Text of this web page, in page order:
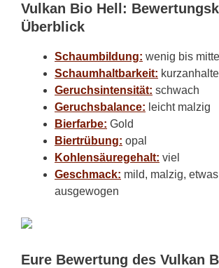
Vulkan Bio Hell:
Überblick
Schaumbildung: wenig bis mittel
Schaumhaltbarkeit:
Geruchsintensität: schwach
Geruchsbalance: leicht malzig
Bierfarbe: Gold
Biertrübung: opal
Kohlensäuregehalt: viel
Geschmack: mild, malzig,
ausgewogen
Eure Bewertung des Vulkan